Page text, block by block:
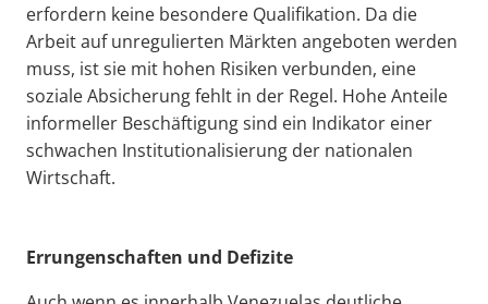
erfordern keine besondere Qualifikation. Da die
Arbeit auf unregulierten Märkten angeboten werden
muss, ist sie mit hohen Risiken verbunden, eine
soziale Absicherung fehlt in der Regel. Hohe Anteile
informeller Beschäftigung sind ein Indikator einer
schwachen Institutionalisierung der nationalen
Wirtschaft.
Errungenschaften und Defizite